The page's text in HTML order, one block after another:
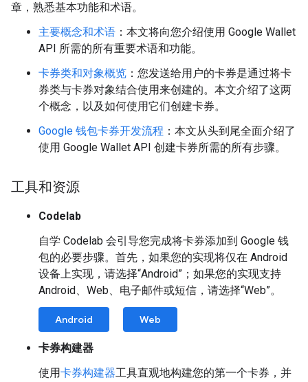
章，熟悉基本功能和术语。
主要概念和术语 ：本文将向您介绍使用 Google Wallet
API 所需的所有重要术语和功能。
卡券类和对象概览 ：您发送给用户的卡券是通过将卡
券类与卡券对象结合使用来创建的。本文介绍了这两
个概念，以及如何使用它们创建卡券。
Google 钱包卡券开发流程 ：本文从头到尾全面介绍了
使用 Google Wallet API 创建卡券所需的所有步骤。
工具和资源
Codelab
自学 Codelab 会引导您完成将卡券添加到 Google 钱
包的必要步骤。首先，如果您的实现将仅在 Android
设备上实现，请选择“Android”；如果您的实现支持
Android、Web、电子邮件或短信，请选择“Web”。
Android Web
卡券构建器
使用卡券构建器工具直观地构建您的第一个卡券，并